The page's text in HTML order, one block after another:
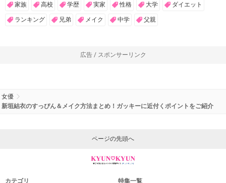
家族 高校 学歴 実家 性格 大学 ダイエット
ランキング 兄弟 メイク 中学 父親
広告 / スポンサーリンク
女優
新垣結衣のすっぴん＆メイク方法まとめ！ガッキーに近付くポイントをご紹介
ページの先頭へ
カテゴリ 特集一覧